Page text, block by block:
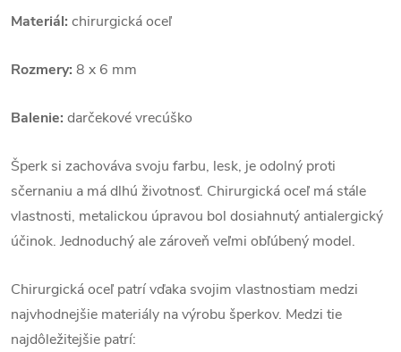
Materiál: chirurgická oceľ
Rozmery: 8 x 6 mm
Balenie: darčekové vrecúško
Šperk si zachováva svoju farbu, lesk, je odolný proti
sčernaniu a má dlhú životnosť. Chirurgická oceľ má stále
vlastnosti, metalickou úpravou bol dosiahnutý antialergický
účinok. Jednoduchý ale zároveň veľmi obľúbený model.
Chirurgická oceľ patrí vďaka svojim vlastnostiam medzi
najvhodnejšie materiály na výrobu šperkov. Medzi tie
najdôležitejšie patrí: